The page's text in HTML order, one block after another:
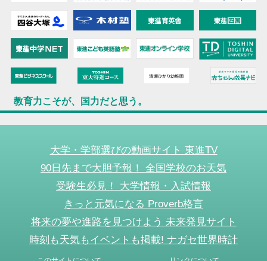
教育力こそが、国力だと思う。
大学・学部選びの動画サイト 東進TV
90日先まで大胆予報！ 全国学校のお天気
受験生必見！ 大学情報・入試情報
きっと元気になる Proverb格言
将来の夢や進路を見つけよう 未来発見サイト
時刻も天気もイベントも掲載! ナガセ世界時計